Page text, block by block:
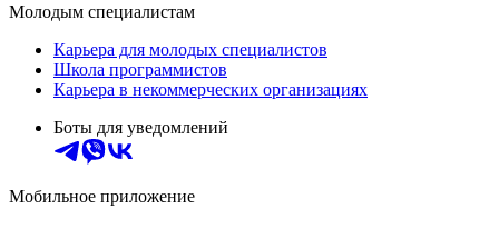
Молодым специалистам
Карьера для молодых специалистов
Школа программистов
Карьера в некоммерческих организациях
Боты для уведомлений
Мобильное приложение